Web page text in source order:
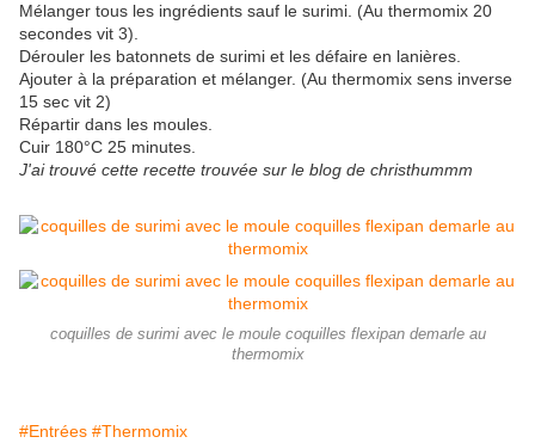
Mélanger tous les ingrédients sauf le surimi. (Au thermomix 20
secondes vit 3).
Dérouler les batonnets de surimi et les défaire en lanières.
Ajouter à la préparation et mélanger. (Au thermomix sens inverse
15 sec vit 2)
Répartir dans les moules.
Cuir 180°C 25 minutes.
J'ai trouvé cette recette trouvée sur le blog de christhummm
coquilles de surimi avec le moule coquilles flexipan demarle au
thermomix
#Entrées #Thermomix